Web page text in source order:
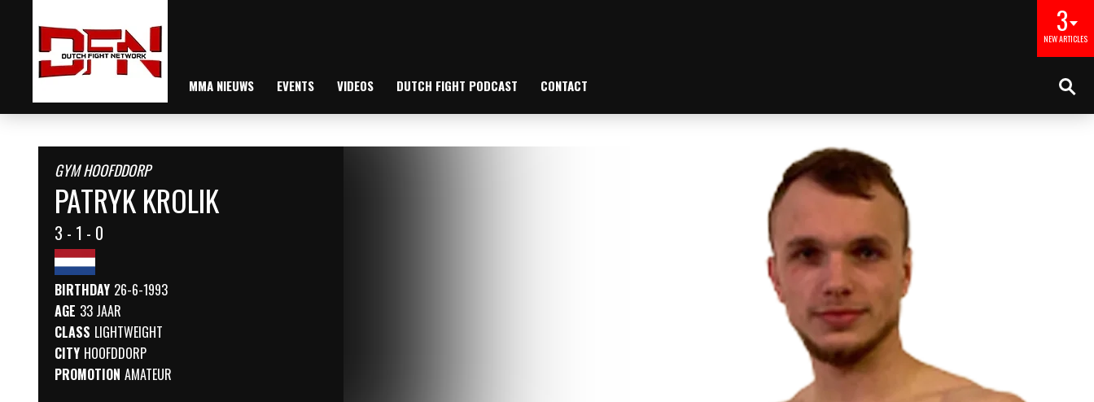
3
NEW ARTICLES
MMA NIEUWS EVENTS VIDEOS DUTCH FIGHT PODCAST CONTACT
GYM HOOFDDORP
PATRYK KROLIK
3 - 1 - 0
BIRTHDAY 26-6-1993
AGE 33 JAAR
CLASS LIGHTWEIGHT
CITY HOOFDDORP
PROMOTION AMATEUR